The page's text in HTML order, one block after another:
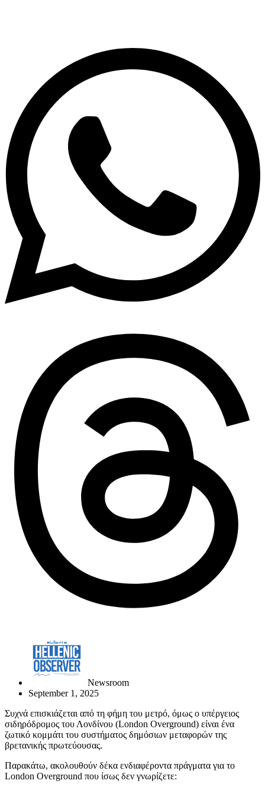
Newsroom
September 1, 2025
Συχνά επισκιάζεται από τη φήμη του μετρό, όμως ο υπέργειος
σιδηρόδρομος του Λονδίνου (London Overground) είναι ένα
ζωτικό κομμάτι του συστήματος δημόσιων μεταφορών της
βρετανικής πρωτεύουσας.
Παρακάτω, ακολουθούν δέκα ενδιαφέροντα πράγματα για το
London Overground που ίσως δεν γνωρίζετε: